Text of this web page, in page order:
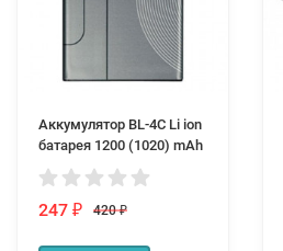
Аккумулятор BL-4C Li ion
батарея 1200 (1020) mAh
247 ₽ 420₽